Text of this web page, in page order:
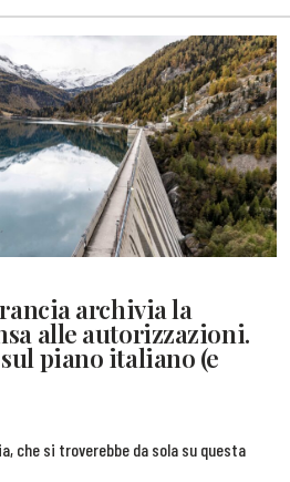
archivia la
alle autorizzazioni.
piano italiano (e
che si troverebbe da sola su questa